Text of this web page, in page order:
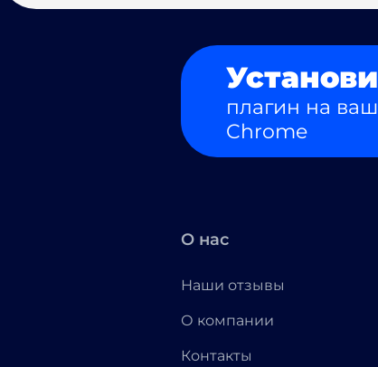
Установи
плагин на ваш
Chrome
О нас
Наши отзывы
О компании
Контакты